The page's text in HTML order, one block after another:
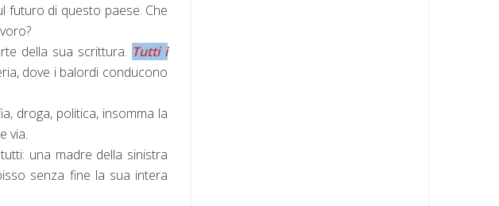
futuro di questo paese. Che
della sua scrittura. Tutti i
dove i balordi conducono
droga, politica, insomma la
via.
una madre della sinistra
senza fine la sua intera